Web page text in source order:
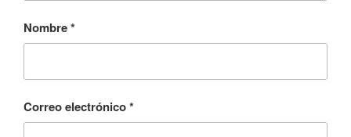
Nombre*
Correo electrónico*